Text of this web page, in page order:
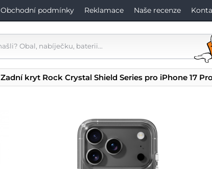
Obchodní podmínky Reklamace Naše recenze
Zadní kryt Rock Crystal Shield Series pro iPhone 17